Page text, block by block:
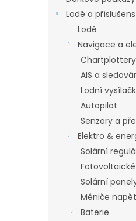
Lodě a
Lodě
Navigace a
Chartplottery
AIS a
Lodní
Autopilot
Senzory a
Elektro &
Solární
Solární
Měniče
Baterie